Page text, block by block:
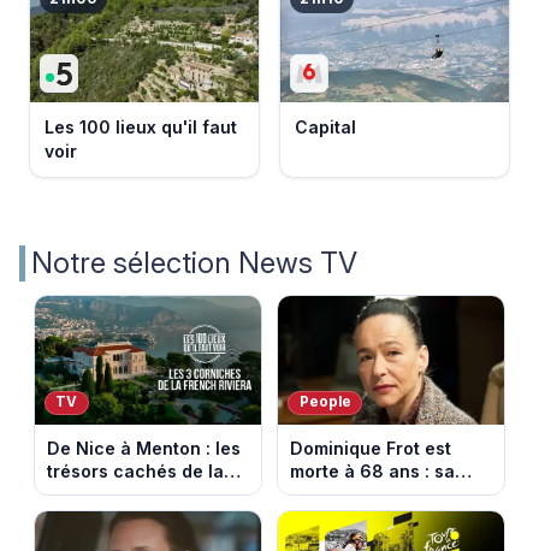
Les 100 lieux qu'il faut
voir
Capital
Notre sélection News TV
TV
De Nice à Menton : les
trésors cachés de la
French Riviera dévoilés
dans les 100 lieux qu'il
faut voir
People
Dominique Frot est
morte à 68 ans : sa
sœur Catherine Frot
annonce la triste
nouvelle